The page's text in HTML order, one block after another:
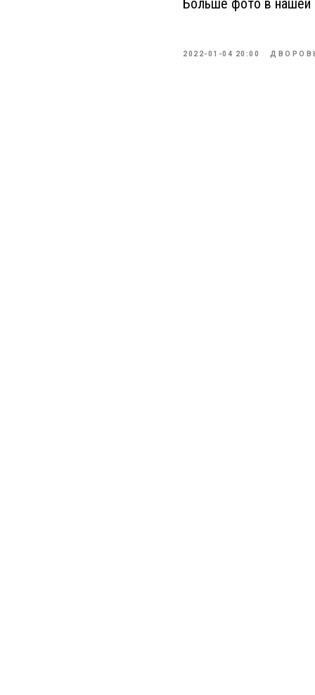
Больше фото в нашей
2022-01-04 20:00